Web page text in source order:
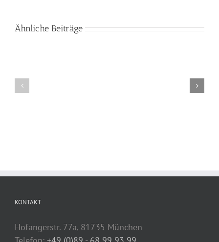
Ähnliche Beiträge
KONTAKT
Hofangerstr. 77a, 81735 München